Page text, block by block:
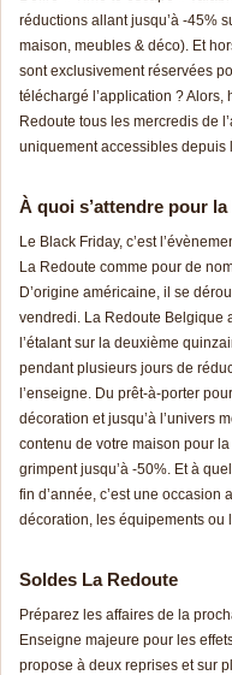
réductions allant jusqu’à -45%
maison, meubles & déco). Et
sont exclusivement réservées
téléchargé l’application ?
Redoute tous les mercredis de
uniquement accessibles depuis
À quoi s’attendre pour
Le Black Friday, c’est
La Redoute comme pour de
D’origine américaine, il se
vendredi. La Redoute Belgique
l’étalant sur la deuxième
pendant plusieurs jours de
l’enseigne. Du prêt-à-porter
décoration et jusqu’à l’univers
contenu de votre maison pour
grimpent jusqu’à -50%. Et à
fin d’année, c’est une
décoration, les équipements ou
Soldes La Redoute
Préparez les affaires de la
Enseigne majeure pour les
propose à deux reprises et sur